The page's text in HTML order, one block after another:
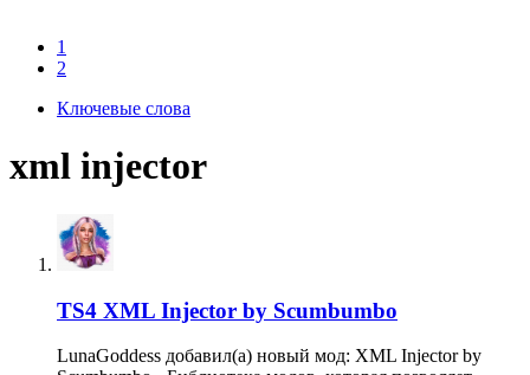
1
2
Ключевые слова
xml injector
TS4 XML Injector by Scumbumbo
LunaGoddess добавил(а) новый мод: XML Injector by